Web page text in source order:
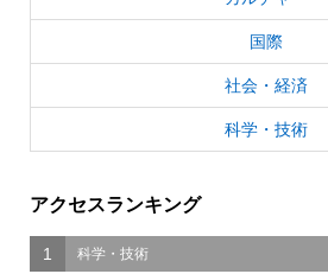
国際
社会・経済
科学・技術
アクセスランキング
1 科学・技術